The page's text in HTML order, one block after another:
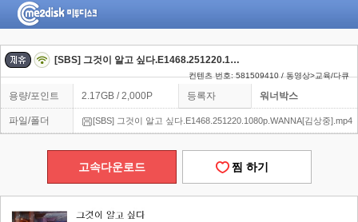
[SBS] 그것이 알고 싶다.E1468.251220.1080p.WANNA[김상중]
컨텐츠 번호: 581509410 / 동영상>교육/다큐
용량/포인트 2.17GB / 2,000P 등록자 워너박스
파일/폴더 [SBS] 그것이 알고 싶다.E1468.251220.1080p.WANNA[김상중].mp4
고속다운로드 찜 하기